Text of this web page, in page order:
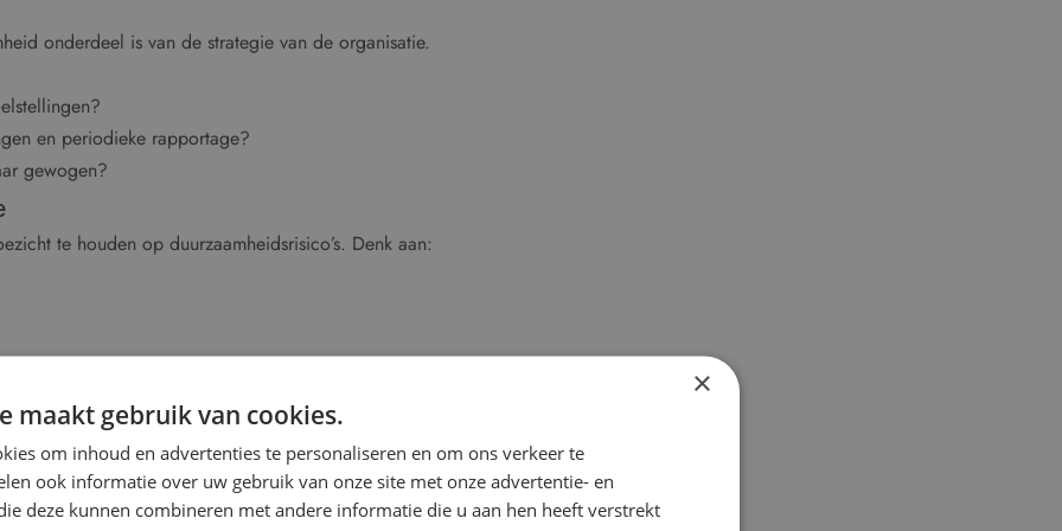
onderdeel is van de strategie van de organisatie.
en periodieke rapportage?
gewogen?
te houden op duurzaamheidsrisico’s. Denk aan:
te zijn. De RvT moet kunnen beoordelen of
op:
×
maakt gebruik van cookies.
om inhoud en advertenties te personaliseren en om ons verkeer te
ook informatie over uw gebruik van onze site met onze advertentie- en
deze kunnen combineren met andere informatie die u aan hen heeft verstrekt